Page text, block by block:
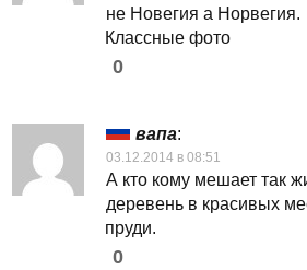
не Новегия а Норвегия.
Классные фото
0
вапа:
03.12.2014 в 08:51
А кто кому мешает так
деревень в красивых
пруди.
0